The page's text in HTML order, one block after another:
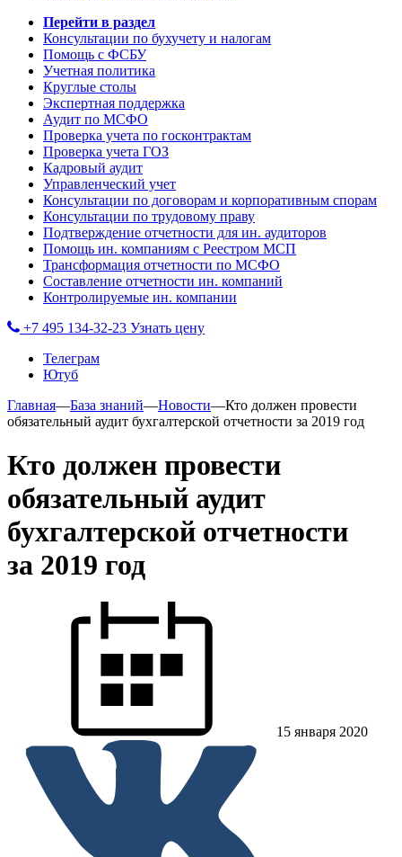
Перейти в раздел
Консультации по бухучету и налогам
Помощь с ФСБУ
Учетная политика
Круглые столы
Экспертная поддержка
Аудит по МСФО
Проверка учета по госконтрактам
Проверка учета ГОЗ
Кадровый аудит
Управленческий учет
Консультации по договорам и корпоративным спорам
Консультации по трудовому праву
Подтверждение отчетности для ин. аудиторов
Помощь ин. компаниям с Реестром МСП
Трансформация отчетности по МСФО
Составление отчетности ин. компаний
Контролируемые ин. компании
+7 495 134-32-23 Узнать цену
Телеграм
Ютуб
Главная—База знаний—Новости—Кто должен провести
обязательный аудит бухгалтерской отчетности за 2019 год
Кто должен провести
обязательный аудит
бухгалтерской отчетности
за 2019 год
15 января 2020